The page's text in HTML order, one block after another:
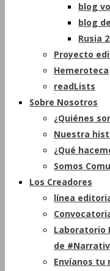
blog
blog
Rusia
Proyecto
Hemeroteca
readLists
Sobre Nosotros
¿Quiénes
Nuestra
¿Qué
Somos
Los Creadores
línea
Laboratorio
de
Envíanos tu